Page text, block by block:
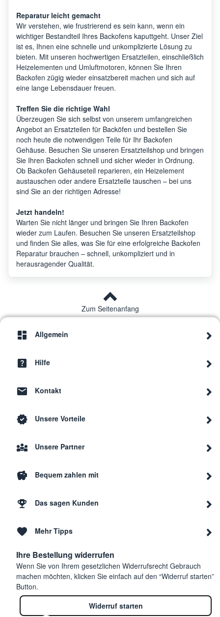
Reparatur leicht gemacht
Wir verstehen, wie frustrierend es sein kann, wenn ein
wichtiger Bestandteil Ihres Backofens kaputtgeht. Unser Ziel
ist es, Ihnen eine schnelle und unkomplizierte Lösung zu
bieten. Mit unseren hochwertigen Ersatzteilen, einschließlich
Heizelementen und Umluftmotoren, können Sie Ihren
Backofen zügig wieder einsatzbereit machen und sich auf
eine lange Lebensdauer freuen.
Treffen Sie die richtige Wahl
Überzeugen Sie sich selbst von unserem umfangreichen
Angebot an Ersatzteilen für Backöfen und bestellen Sie
noch heute die notwendigen Teile für Ihr Backofen
Gehäuse. Besuchen Sie unseren Ersatzteilshop und bringen
Sie Ihren Backofen schnell und sicher wieder in Ordnung.
Ob Backofen Gehäuseteil reparieren, ein Heizelement
austauschen oder andere Ersatzteile tauschen – bei uns
sind Sie an der richtigen Adresse!
Jetzt handeln!
Warten Sie nicht länger und bringen Sie Ihren Backofen
wieder zum Laufen. Besuchen Sie unseren Ersatzteilshop
und finden Sie alles, was Sie für eine erfolgreiche Backofen
Reparatur brauchen – schnell, unkompliziert und in
herausragender Qualität.
Zum Seitenanfang
Allgemein
Hilfe
Kontakt
Unsere Vorteile
Unsere Partner
Bequem zahlen mit
Das sagen Kunden
Mehr Tipps
Ihre Bestellung widerrufen
Wenn Sie von Ihrem gesetzlichen Widerrufsrecht Gebrauch
machen möchten, klicken Sie einfach auf den “Widerruf starten”
Button.
Widerruf starten